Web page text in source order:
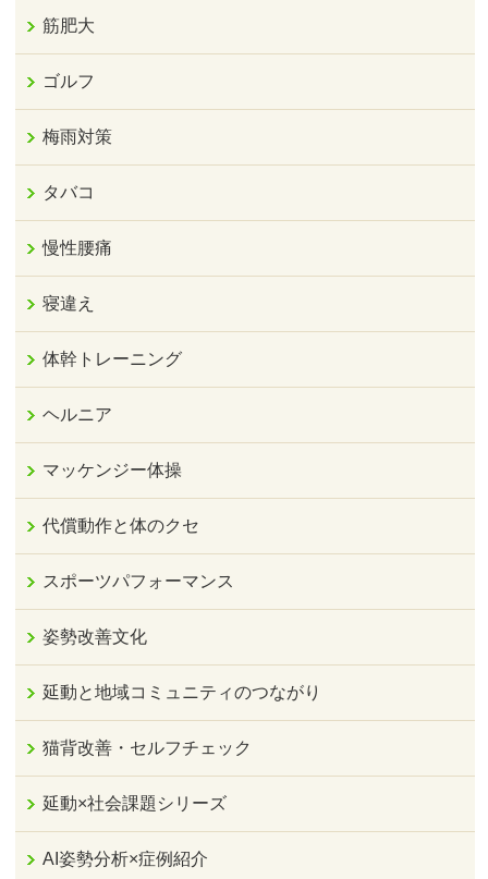
筋肥大
ゴルフ
梅雨対策
タバコ
慢性腰痛
寝違え
体幹トレーニング
ヘルニア
マッケンジー体操
代償動作と体のクセ
スポーツパフォーマンス
姿勢改善文化
延動と地域コミュニティのつながり
猫背改善・セルフチェック
延動×社会課題シリーズ
AI姿勢分析×症例紹介